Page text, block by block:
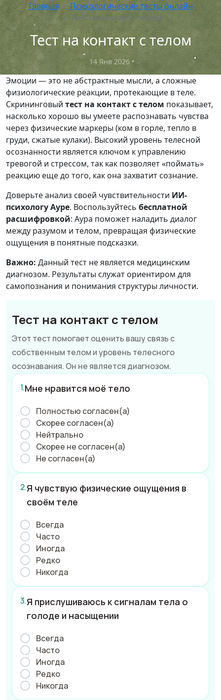
Главная
Психологические тесты онлайн
Тест на контакт с телом
Тест на контакт с телом
14 Янв 2026•
Эмоции — это не абстрактные мысли, а сложные
физиологические реакции, протекающие в теле.
Скрининговый тест на контакт с телом показывает,
насколько хорошо вы умеете распознавать чувства
через физические маркеры (ком в горле, тепло в
груди, сжатые кулаки). Высокий уровень телесной
осознанности является ключом к управлению
тревогой и стрессом, так как позволяет «поймать»
реакцию еще до того, как она захватит сознание.
Доверьте анализ своей чувствительности ИИ-
психологу Ауре. Воспользуйтесь бесплатной
расшифровкой: Аура поможет наладить диалог
между разумом и телом, превращая физические
ощущения в понятные подсказки.
Важно: Данный тест не является медицинским
диагнозом. Результаты служат ориентиром для
самопознания и понимания структуры личности.
Тест на контакт с телом
Этот тест помогает оценить вашу связь с
собственным телом и уровень телесного
осознавания. Он не является диагнозом.
Мне нравится моё тело
Полностью согласен(а)
Скорее согласен(а)
Нейтрально
Скорее не согласен(а)
Не согласен(а)
Я чувствую физические ощущения в
своём теле
Всегда
Часто
Иногда
Редко
Никогда
Я прислушиваюсь к сигналам тела о
голоде и насыщении
Всегда
Часто
Иногда
Редко
Никогда